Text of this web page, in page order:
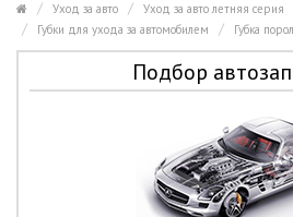
Уход за авто
Уход за авто летняя серия
Губки для ухода за автомобилем
Губка
Подбор